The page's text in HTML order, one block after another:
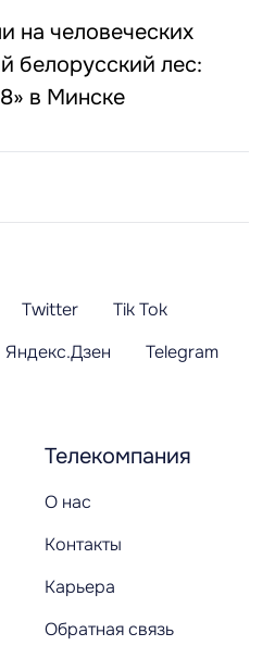
на человеческих
белорусский лес:
в Минске
Телекомпания
О нас
Контакты
Карьера
Обратная связь
Twitter
Tik Tok
Яндекс.Дзен
Telegram